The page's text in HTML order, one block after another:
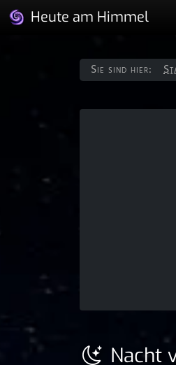
Heute am Himmel
Sie sind hier:
Nacht